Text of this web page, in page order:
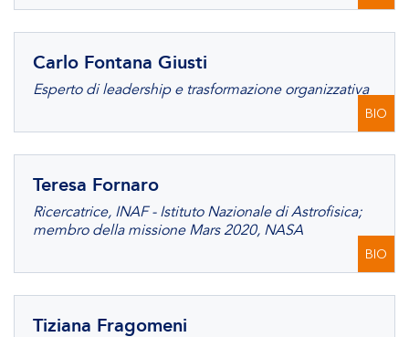
Carlo Fontana Giusti
Esperto di leadership e trasformazione organizzativa
BIO
Teresa Fornaro
Ricercatrice, INAF - Istituto Nazionale di Astrofisica;
membro della missione Mars 2020, NASA
BIO
Tiziana Fragomeni